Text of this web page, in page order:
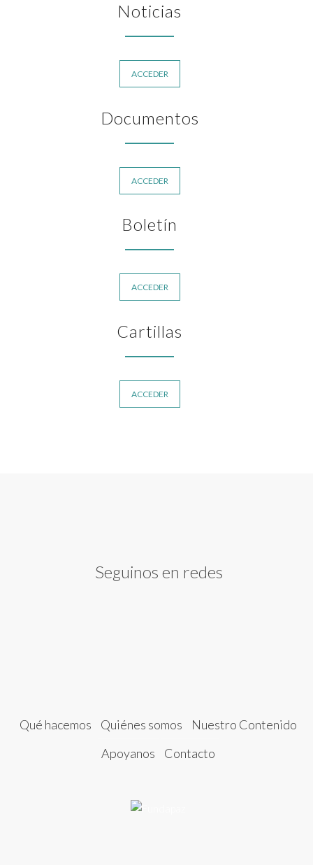
Noticias
ACCEDER
Documentos
ACCEDER
Boletín
ACCEDER
Cartillas
ACCEDER
Seguinos en redes
Qué hacemos Quiénes somos
Nuestro Contenido
Apoyanos
Contacto